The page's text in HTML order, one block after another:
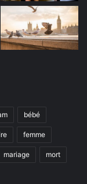
bébé
femme
mariage mort